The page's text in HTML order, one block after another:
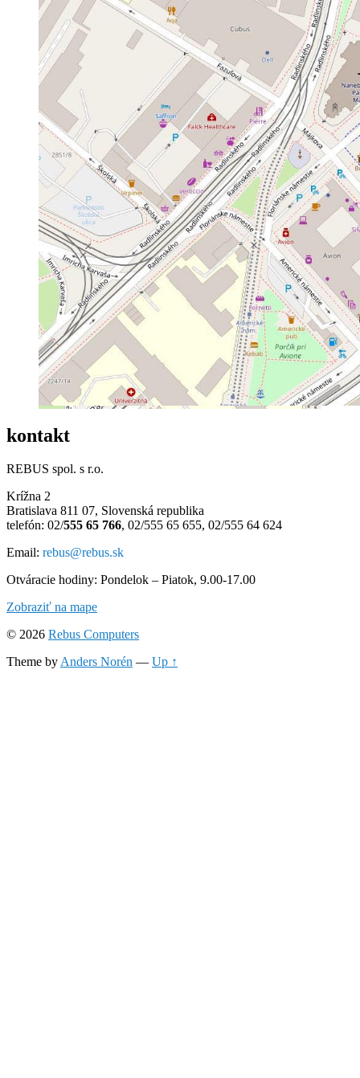
kontakt
REBUS spol. s r.o.
Krížna 2
Bratislava 811 07, Slovenská republika
telefón: 02/555 65 766, 02/555 65 655, 02/555 64 624
Email: rebus@rebus.sk
Otváracie hodiny: Pondelok – Piatok, 9.00-17.00
Zobraziť na mape
© 2026 Rebus Computers
Theme byAnders Norén — Up ↑